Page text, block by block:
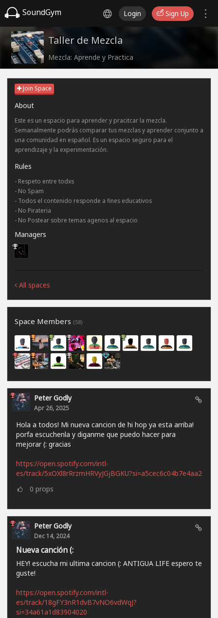
SoundGym Login Sign Up
Taller de Mezcla
Mezcla: Aprende y Practica
Join Space
About
Este es un espacio para aprender y pracitcar la mezcla.
Semanalmente podrás comparar tus mezclas y aprender conjunto a
una comunidad en español. Es un espacio seguro para el
aprendizaje y la experimentación.
Rules
- Respeto entre todxs
- No Spam
- Todos el contenido responde a fines educativos
- No Pirateria
- No Postear sobre temas agenos al espacio
Managers
All spaces
Space Members (58)
Peter Godly
Apr 26, 2025
Hola a todos! Mi nueva cancion de hi hop ya esta arriba!
porfa escuchenla y diganme que puedo hacer para
mejorar (: gracias
https://open.spotify.com/intl-
es/track/5xOXl8rRrzmHRVyJGjBGKU?si=a5cec6c04b7e4aa2
0 props
Peter Godly
Dec 14, 2024
Nueva canción (:
HEY! escucha mi ultima cancion (: ANTIGUA LIFE espero te
guste!
https://open.spotify.com/intl-
es/track/18gFY3nR1dvB7vNO6vdWqJ?
si=34a61a1d83904020